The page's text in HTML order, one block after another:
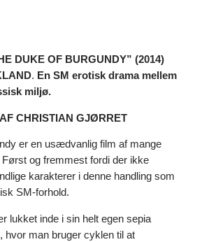
DUKE OF BURGUNDY” (2014)
. En SM erotisk drama mellem
miljø.
AF CHRISTIAN GJØRRET
er en usædvanlig film af mange
og fremmest fordi der ikke
karakterer i denne handling som
SM-forhold.
lukket inde i sin helt egen sepia
hvor man bruger cyklen til at